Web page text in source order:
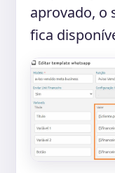
aprovado, o
fica